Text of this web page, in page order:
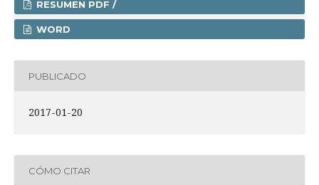
RESUMEN PDF /
WORD
PUBLICADO
2017-01-20
CÓMO CITAR